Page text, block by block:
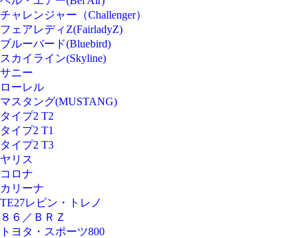
チャレンジャー（Challenger）
フェアレディZ(FairladyZ)
ブルーバード(Bluebird)
スカイライン(Skyline)
サニー
ローレル
マスタング(MUSTANG)
タイプ2 T2
タイプ2 T1
タイプ2 T3
ヤリス
コロナ
カリーナ
TE27レビン・トレノ
８６／ＢＲＺ
トヨタ・スポーツ800